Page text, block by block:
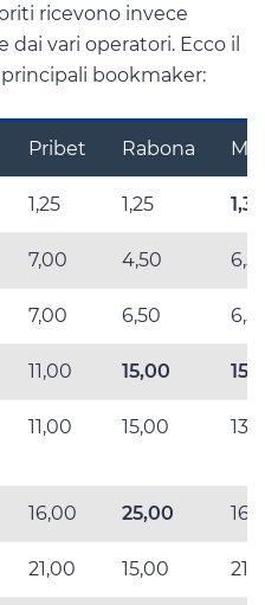
ricevono invece
vari operatori. Ecco il
bookmaker:
Pribet Rabona
1,25 1,25
7,00 4,50
7,00 6,50
11,00 15,00
11,00 15,00
16,00 25,00
21,00 15,00